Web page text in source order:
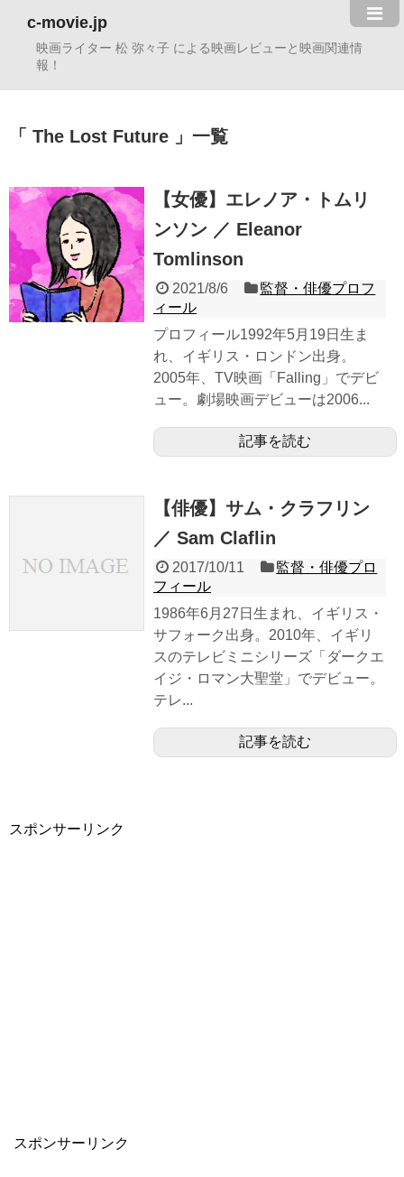
c-movie.jp
映画ライター 松 弥々子 による映画レビューと映画関連情
報！
The Lost Future 一覧
【女優】エレノア・トムリ
ンソン ／ Eleanor
Tomlinson
2021/8/6
監督・俳優プロフ
ィール
プロフィール1992年5月19日生ま
れ、イギリス・ロンドン出身。
2005年、TV映画「Falling」でデビ
ュー。劇場映画デビューは2006...
記事を読む
【俳優】サム・クラフリン
／ Sam Claflin
2017/10/11
監督・俳優プロ
フィール
1986年6月27日生まれ、イギリス・
サフォーク出身。2010年、イギリ
スのテレビミニシリーズ「ダークエ
イジ・ロマン大聖堂」でデビュー。
テレ...
記事を読む
スポンサーリンク
スポンサーリンク